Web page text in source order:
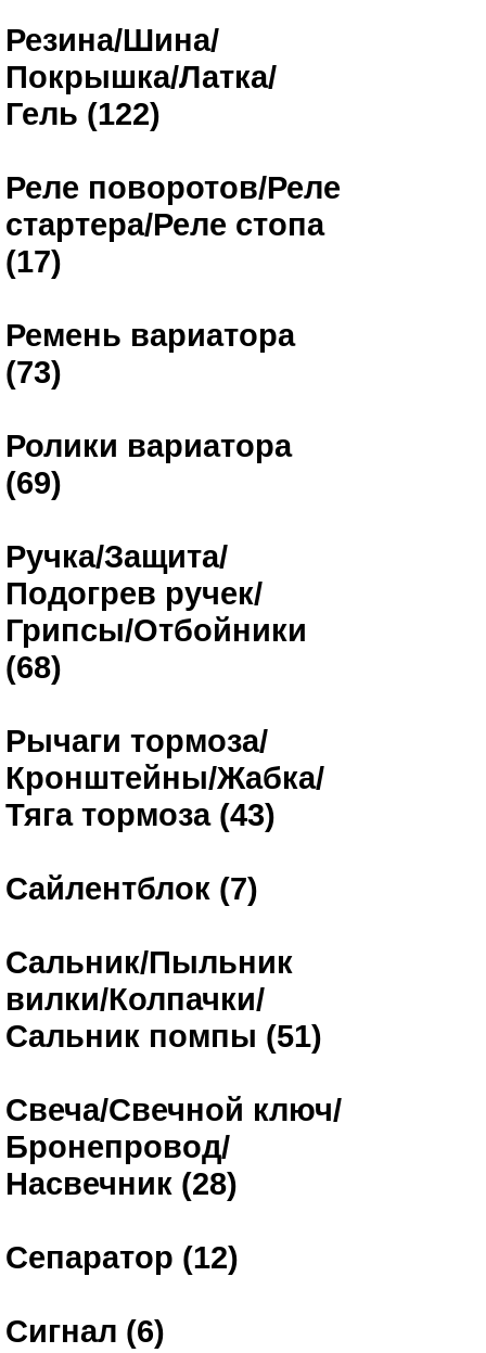
Резина/Шина/
Покрышка/Латка/
Гель (122)
Реле поворотов/Реле
стартера/Реле стопа
(17)
Ремень вариатора
(73)
Ролики вариатора
(69)
Ручка/Защита/
Подогрев ручек/
Грипсы/Отбойники
(68)
Рычаги тормоза/
Кронштейны/Жабка/
Тяга тормоза (43)
Сайлентблок (7)
Сальник/Пыльник
вилки/Колпачки/
Сальник помпы (51)
Свеча/Свечной ключ/
Бронепровод/
Насвечник (28)
Сепаратор (12)
Сигнал (6)